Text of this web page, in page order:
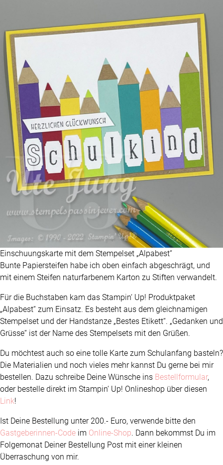
Einschuungskarte mit dem Stempelset „Alpabest“
Bunte Papiersteifen habe ich oben einfach abgeschrägt, und
mit einem Steifen naturfarbenem Karton zu Stiften verwandelt.
Für die Buchstaben kam das Stampin‘ Up! Produktpaket
„Alpabest“ zum Einsatz. Es besteht aus dem gleichnamigen
Stempelset und der Handstanze „Bestes Etikett“. „Gedanken und
Grüsse“ ist der Name des Stempelsets mit den Grüßen.
Du möchtest auch so eine tolle Karte zum Schulanfang basteln?
Die Materialien und noch vieles mehr kannst Du gerne bei mir
bestellen. Dazu schreibe Deine Wünsche ins Bestellformular,
oder bestelle direkt im Stampin‘ Up! Onlineshop über diesen
Link!
Ist Deine Bestellung unter 200.- Euro, verwende bitte den
Gastgeberinnen-Code im Online-Shop. Dann bekommst Du im
Folgemonat Deiner Bestellung Post mit einer kleinen
Überraschung von mir.